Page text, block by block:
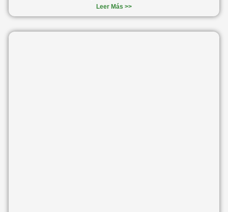
Leer Más >>